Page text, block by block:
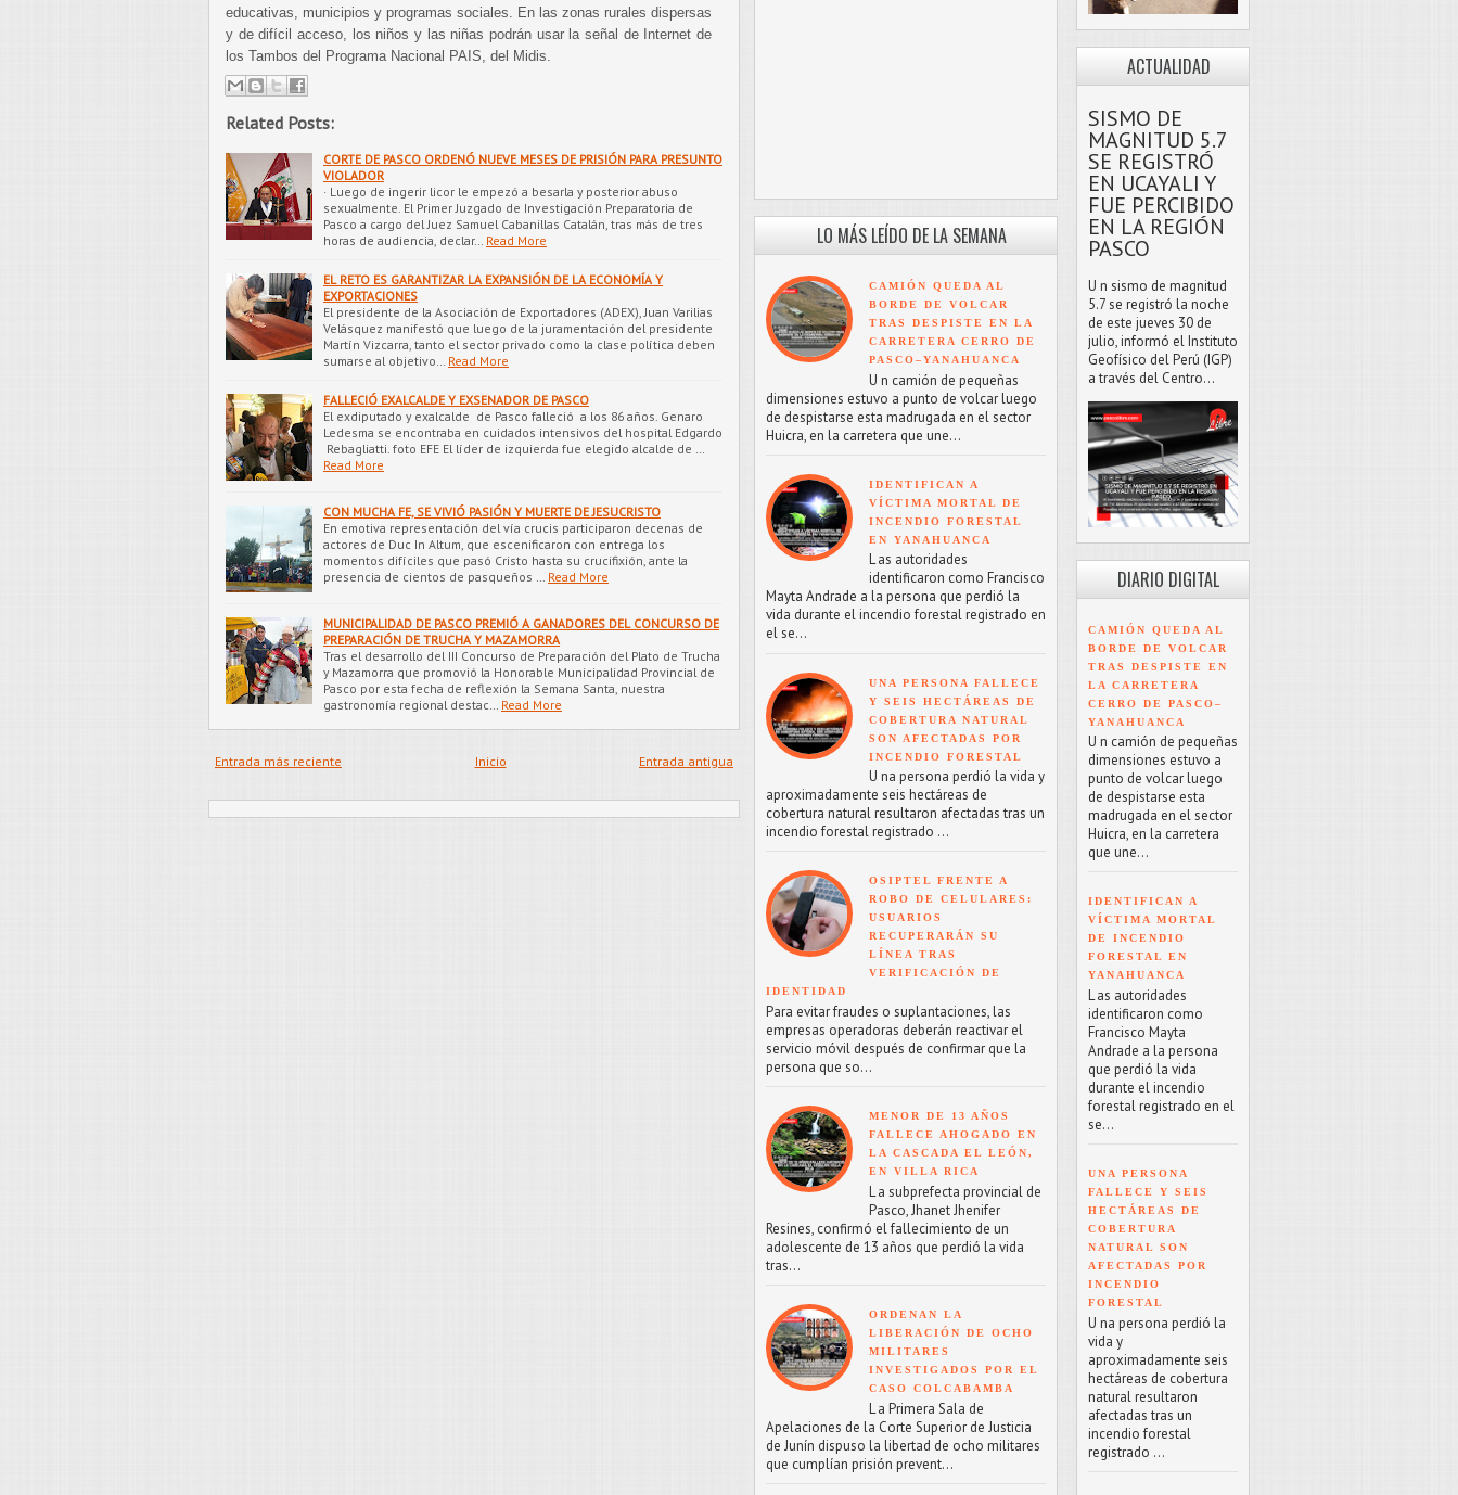
educativas, municipios y programas sociales. En las zonas rurales dispersas
y de difícil acceso, los niños y las niñas podrán usar la señal de Internet de
los Tambos del Programa Nacional PAIS, del Midis.
Related Posts:
CORTE DE PASCO ORDENÓ NUEVE MESES DE PRISIÓN PARA PRESUNTO
VIOLADOR
· Luego de ingerir licor le empezó a besarla y posterior abuso
sexualmente. El Primer Juzgado de Investigación Preparatoria de
Pasco a cargo del Juez Samuel Cabanillas Catalán, tras más de tres
horas de audiencia, declar…
Read More
EL RETO ES GARANTIZAR LA EXPANSIÓN DE LA ECONOMÍA Y
EXPORTACIONES
El presidente de la Asociación de Exportadores (ADEX), Juan Varilias
Velásquez manifestó que luego de la juramentación del presidente
Martín Vizcarra, tanto el sector privado como la clase política deben
sumarse al objetivo…
Read More
FALLECIÓ EXALCALDE Y EXSENADOR DE PASCO
El exdiputado y exalcalde de Pasco falleció a los 86 años. Genaro
Ledesma se encontraba en cuidados intensivos del hospital Edgardo
Rebagliatti. foto EFE El líder de izquierda fue elegido alcalde de …
Read More
CON MUCHA FE, SE VIVIÓ PASIÓN Y MUERTE DE JESUCRISTO
En emotiva representación del vía crucis participaron decenas de
actores de Duc In Altum, que escenificaron con entrega los
momentos difíciles que pasó Cristo hasta su crucifixión, ante la
presencia de cientos de pasqueños …
Read More
MUNICIPALIDAD DE PASCO PREMIÓ A GANADORES DEL CONCURSO DE
PREPARACIÓN DE TRUCHA Y MAZAMORRA
Tras el desarrollo del III Concurso de Preparación del Plato de Trucha
y Mazamorra que promovió la Honorable Municipalidad Provincial de
Pasco por esta fecha de reflexión la Semana Santa, nuestra
gastronomía regional destac…
Read More
Entrada más reciente Entrada antigua
Inicio
LO MÁS LEÍDO DE LA SEMANA
CAMIÓN QUEDA AL
BORDE DE VOLCAR
TRAS DESPISTE EN LA
CARRETERA CERRO DE
PASCO–YANAHUANCA
U n camión de pequeñas
dimensiones estuvo a punto de volcar luego
de despistarse esta madrugada en el sector
Huicra, en la carretera que une...
IDENTIFICAN A
VÍCTIMA MORTAL DE
INCENDIO FORESTAL
EN YANAHUANCA
L as autoridades
identificaron como Francisco
Mayta Andrade a la persona que perdió la
vida durante el incendio forestal registrado en
el se...
UNA PERSONA FALLECE
Y SEIS HECTÁREAS DE
COBERTURA NATURAL
SON AFECTADAS POR
INCENDIO FORESTAL
U na persona perdió la vida y
aproximadamente seis hectáreas de
cobertura natural resultaron afectadas tras un
incendio forestal registrado ...
OSIPTEL FRENTE A
ROBO DE CELULARES:
USUARIOS
RECUPERARÁN SU
LÍNEA TRAS
VERIFICACIÓN DE
IDENTIDAD
Para evitar fraudes o suplantaciones, las
empresas operadoras deberán reactivar el
servicio móvil después de confirmar que la
persona que so...
MENOR DE 13 AÑOS
FALLECE AHOGADO EN
LA CASCADA EL LEÓN,
EN VILLA RICA
L a subprefecta provincial de
Pasco, Jhanet Jhenifer
Resines, confirmó el fallecimiento de un
adolescente de 13 años que perdió la vida
tras...
ORDENAN LA
LIBERACIÓN DE OCHO
MILITARES
INVESTIGADOS POR EL
CASO COLCABAMBA
L a Primera Sala de
Apelaciones de la Corte Superior de Justicia
de Junín dispuso la libertad de ocho militares
que cumplían prisión prevent...
ACTUALIDAD
SISMO DE
MAGNITUD 5.7
SE REGISTRÓ
EN UCAYALI Y
FUE PERCIBIDO
EN LA REGIÓN
PASCO
U n sismo de magnitud
5.7 se registró la noche
de este jueves 30 de
julio, informó el Instituto
Geofísico del Perú (IGP)
a través del Centro...
DIARIO DIGITAL
CAMIÓN QUEDA AL
BORDE DE VOLCAR
TRAS DESPISTE EN
LA CARRETERA
CERRO DE PASCO–
YANAHUANCA
U n camión de pequeñas
dimensiones estuvo a
punto de volcar luego
de despistarse esta
madrugada en el sector
Huicra, en la carretera
que une...
IDENTIFICAN A
VÍCTIMA MORTAL
DE INCENDIO
FORESTAL EN
YANAHUANCA
L as autoridades
identificaron como
Francisco Mayta
Andrade a la persona
que perdió la vida
durante el incendio
forestal registrado en el
se...
UNA PERSONA
FALLECE Y SEIS
HECTÁREAS DE
COBERTURA
NATURAL SON
AFECTADAS POR
INCENDIO
FORESTAL
U na persona perdió la
vida y
aproximadamente seis
hectáreas de cobertura
natural resultaron
afectadas tras un
incendio forestal
registrado ...